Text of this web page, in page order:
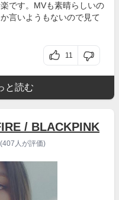
です。MVも素晴らしいの
言いようもないので見て
11
と読む
/ BLACKPINK
(407人が評価)